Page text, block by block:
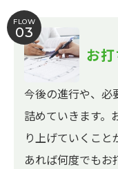
FLOW
03
お
今後の進行や、必
詰めていきます。
り上げていくこ
あれば何度でもお